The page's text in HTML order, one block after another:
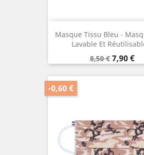
Masque Tissu Bleu -
Lavable Et
Prix
de
base
8,50 € Prix
7,90 €
-0,60 €